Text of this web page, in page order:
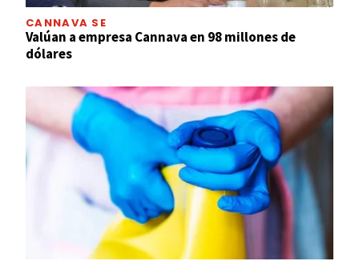
CANNAVA SE
Valúan a empresa Cannava en 98 millones de
dólares